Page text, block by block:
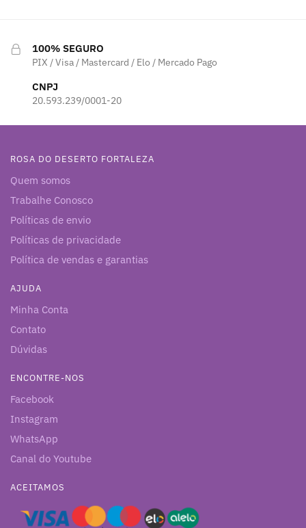
100% SEGURO
PIX / Visa / Mastercard / Elo / Mercado Pago
CNPJ
20.593.239/0001-20
ROSA DO DESERTO FORTALEZA
Quem somos
Trabalhe Conosco
Políticas de envio
Políticas de privacidade
Política de vendas e garantias
AJUDA
Minha Conta
Contato
Dúvidas
ENCONTRE-NOS
Facebook
Instagram
WhatsApp
Canal do Youtube
ACEITAMOS